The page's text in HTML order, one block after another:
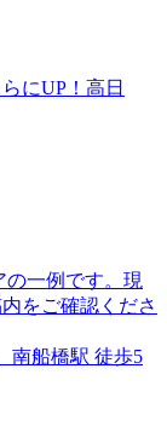
にUP！高日
一例です。現
をご確認くださ
南船橋駅 徒歩5